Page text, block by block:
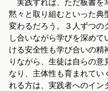
実践すれば、ただ板書を
黙々と取り組むといった典
変わるだろう。３人ずつの
し合いながら学びを深め
ける安全性も学び合いの精
りながら、生徒は自らの
なり、主体性も育まれてい
れる方は、実践者へのイン